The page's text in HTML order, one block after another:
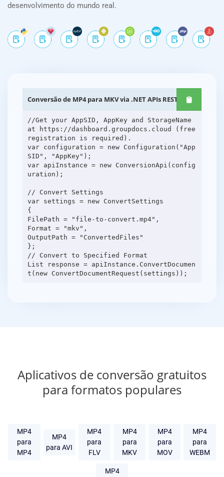
desenvolvimento do mundo real.
Conversão de MP4 para MKV via .NET APIs REST
//Get your AppSID, AppKey and StorageName
at https://dashboard.groupdocs.cloud (free
registration is required).
var configuration = new Configuration("App
SID", "AppKey");
var apiInstance = new ConversionApi(config
uration);
// Convert Settings
var settings = new ConvertSettings
{
FilePath = "file-to-convert.mp4",
Format = "mkv",
OutputPath = "ConvertedFiles"
};
// Convert to Specified Format
List response = apiInstance.ConvertDocumen
Aplicativos de conversão gratuitos
para formatos populares
MP4
para
MP4
MP4
para AVI
MP4
para
FLV
MP4
para
MKV
MP4
para
MOV
MP4
para
WEBM
MP4